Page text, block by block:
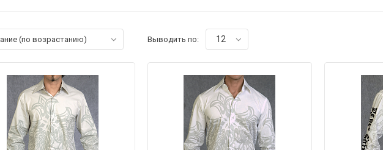
(по возрастанию) Выводить по: 12